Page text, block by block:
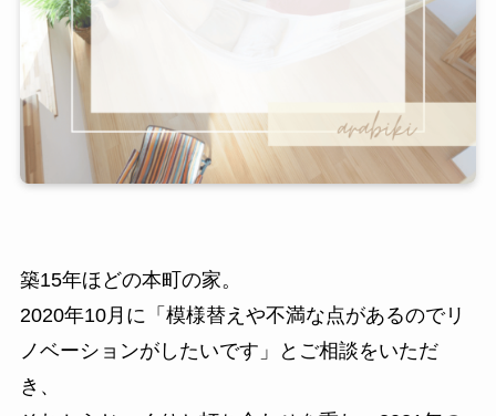
築15年ほどの本町の家。
2020年10月に「模様替えや不満な点があるのでリ
ノベーションがしたいです」とご相談をいただ
き、